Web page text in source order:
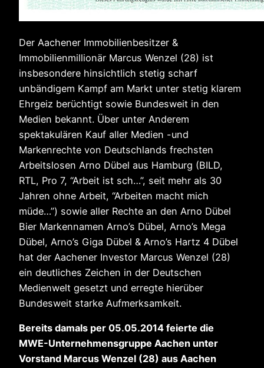
Der Aachener Immobilienbesitzer &
Immobilienmillionär Marcus Wenzel (28) ist
insbesondere hinsichtlich stetig scharf
unbändigem Kampf am Markt unter stetig klarem
Ehrgeiz berüchtigt sowie Bundesweit in den
Medien bekannt. Über unter Anderem
spektakulären Kauf aller Medien -und
Markenrechte von Deutschlands frechsten
Arbeitslosen Arno Dübel aus Hamburg (BILD,
RTL, Pro 7, “Arbeit ist sch…”, seit mehr als 30
Jahren ohne Arbeit, “Arbeiten macht mich
müde…”) sowie aller Rechte an den Arno Dübel
Bier Markennamen Arno’s Dübel, Arno’s Mega
Dübel, Arno’s Giga Dübel & Arno’s Hartz 4 Dübel
hat der Aachener Investor Marcus Wenzel (28)
ein deutliches Zeichen in der Deutschen
Medienwelt gesetzt und erregte hierüber
Bundesweit starke Aufmerksamkeit.
Bereits damals per 05.05.2014 feierte die
MWE-Unternehmensgruppe Aachen unter
Vorstand Marcus Wenzel (28) aus Aachen